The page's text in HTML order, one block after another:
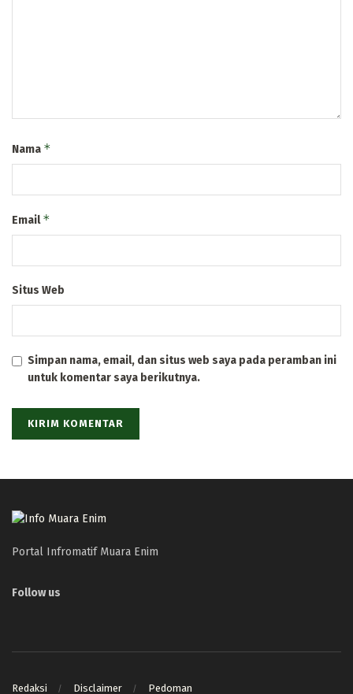
Nama *
Email*
Situs Web
Simpan nama, email, dan situs web saya pada peramban ini
untuk komentar saya berikutnya.
Portal Infromatif Muara Enim
Follow us
Redaksi Disclaimer Pedoman